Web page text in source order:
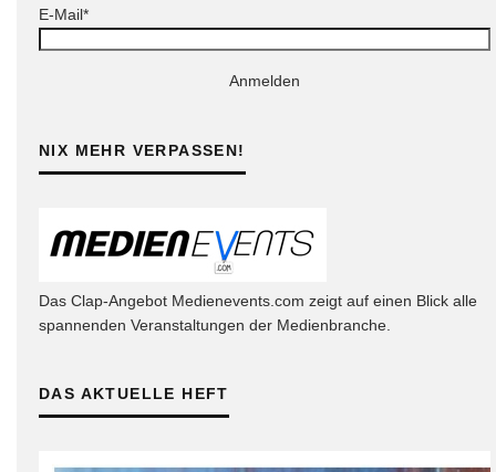
E-Mail*
Anmelden
NIX MEHR VERPASSEN!
Das Clap-Angebot Medienevents.com zeigt auf einen Blick alle
spannenden Veranstaltungen der Medienbranche.
DAS AKTUELLE HEFT